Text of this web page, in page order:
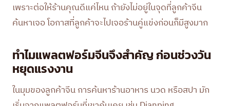
เพราะต่อให้ร้านคุณดีแค่ไหน ถ้ายังไม่อยู่ในจุดที่ลูกค้าจีน
ค้นหาเจอ โอกาสที่ลูกค้าจะไปเจอร้านคู่แข่งก่อนก็มีสูงมาก
ทำไมแพลตฟอร์มจีนจึงสำคัญ ก่อนช่วงวัน
หยุดแรงงาน
ในมุมของลูกค้าจีน การค้นหาร้านอาหาร นวด หรือสปา มัก